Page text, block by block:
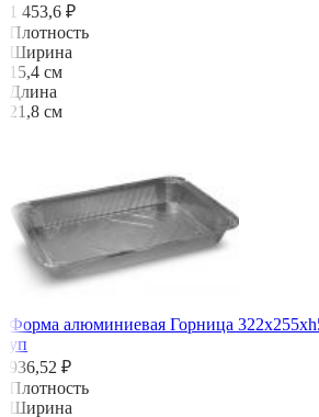
1 453,6 ₽
Плотность
Ширина
15,4 см
Длина
21,8 см
Форма алюминиевая Горница
уп
936,52 ₽
Плотность
Ширина